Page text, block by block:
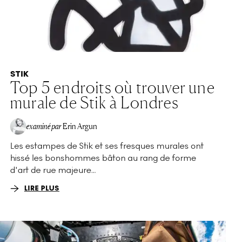
STIK
Top 5 endroits où trouver une
murale de Stik à Londres
EA
examiné par Erin Argun
Les estampes de Stik et ses fresques murales ont
hissé les bonshommes bâton au rang de forme
d'art de rue majeure...
LIRE PLUS